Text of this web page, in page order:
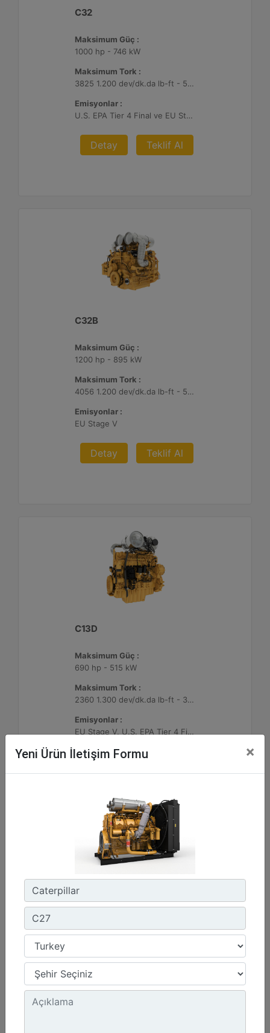
C32
Maksimum Güç :
1000 hp - 746 kW
Maksimum Tork :
3825 1.200 dev/dk.da lb-ft - 5186 1.200 dev/dk.da Nm
Emisyonlar :
U.S. EPA Tier 4 Final ve EU Stage V
Detay Teklif Al
C32B
Maksimum Güç :
1200 hp - 895 kW
Maksimum Tork :
4056 1.200 dev/dk.da lb-ft - 5499 1.200 dev/dk.da Nm
Emisyonlar :
EU Stage V
Detay Teklif Al
C13D
Maksimum Güç :
690 hp - 515 kW
Maksimum Tork :
2360 1.300 dev/dk.da lb-ft - 3200 1.300 dev/dk.da Nm
Emisyonlar :
EU Stage V, U.S. EPA Tier 4 Final, Korea Stage V, Japan 2014, China NRIV
Detay Teklif Al
C13D
Maksimum Güç :
690 hp - 515 kW
Yeni Ürün İletişim Formu ×